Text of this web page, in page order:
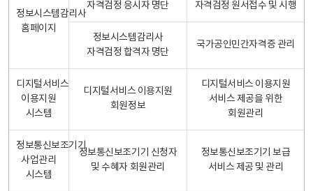
정보시스템감리사
홈페이지
자격검정 응시자 명단
자격검정 원서접수 및 시행
정보시스템감리사
자격검정 합격자 명단
국가공인민간자격증 관리
디지털서비스
이용지원
시스템
디지털서비스 이용지원
회원정보
디지털서비스 이용지원
서비스 제공을 위한
회원관리
정보통신보조기기
사업관리
시스템
정보통신보조기기 신청자
및 수혜자 회원관리
정보통신보조기기 보급
서비스 제공 및 관리